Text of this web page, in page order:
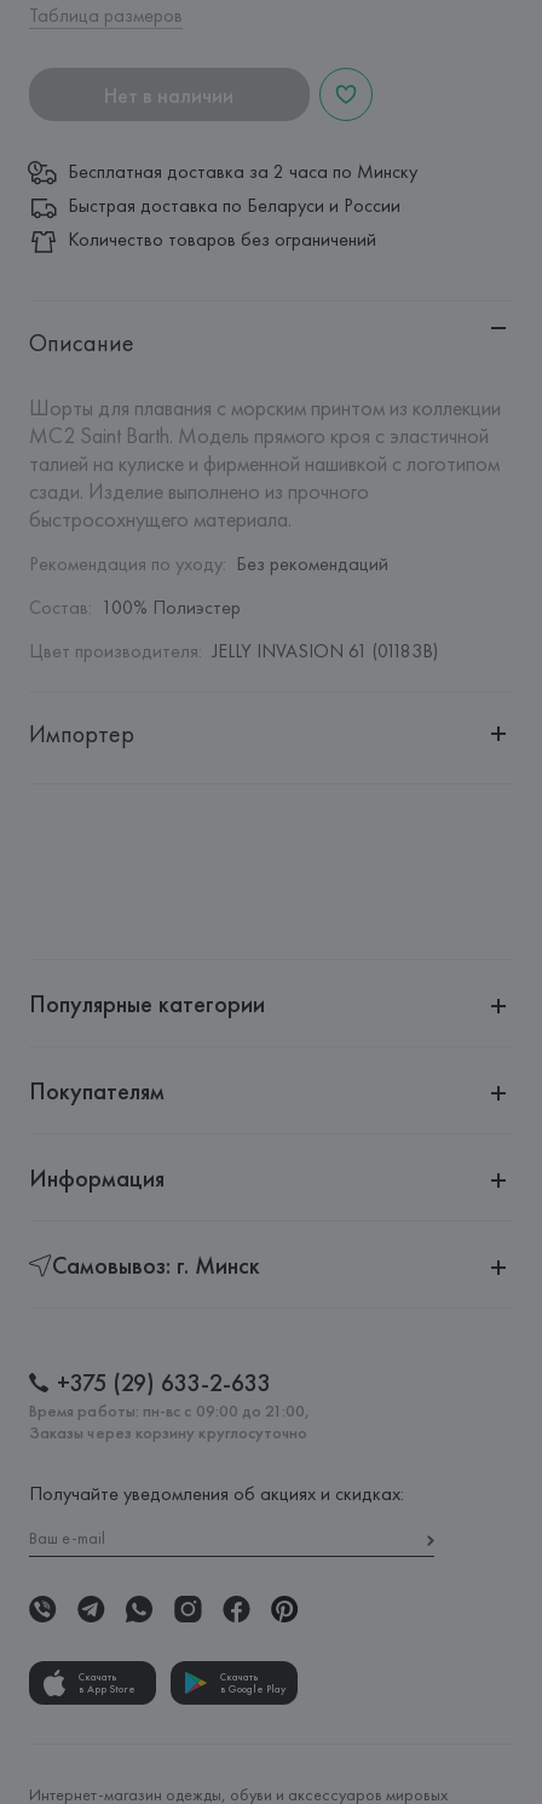
Таблица размеров
Нет в наличии
Бесплатная доставка за 2 часа по Минску
Быстрая доставка по Беларуси и России
Количество товаров без ограничений
Описание
Шорты для плавания с морским принтом из коллекции
MC2 Saint Barth. Модель прямого кроя с эластичной
талией на кулиске и фирменной нашивкой с логотипом
сзади. Изделие выполнено из прочного
быстросохнущего материала.
Рекомендация по уходу: Без рекомендаций
Состав: 100% Полиэстер
Цвет производителя: JELLY INVASION 61 (01183B)
Импортер
Популярные категории
Покупателям
Информация
Самовывоз: г. Минск
+375 (29) 633-2-633
Время работы: пн-вс с 09:00 до 21:00,
Заказы через корзину круглосуточно
Получайте уведомления об акциях и скидках:
Скачать
в App Store
Скачать
в Google Play
Интернет-магазин одежды, обуви и аксессуаров мировых